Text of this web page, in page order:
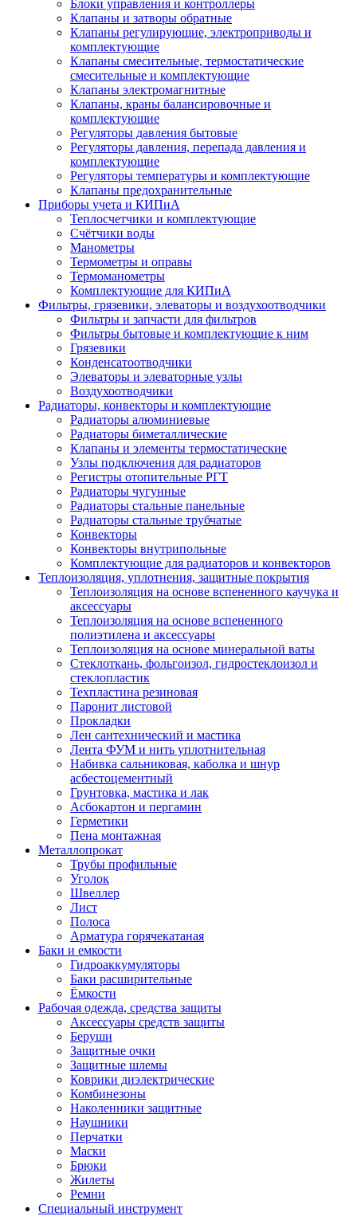
Блоки управления и контроллеры
Клапаны и затворы обратные
Клапаны регулирующие, электроприводы и
комплектующие
Клапаны смесительные, термостатические
смесительные и комплектующие
Клапаны электромагнитные
Клапаны, краны балансировочные и
комплектующие
Регуляторы давления бытовые
Регуляторы давления, перепада давления и
комплектующие
Регуляторы температуры и комплектующие
Клапаны предохранительные
Приборы учета и КИПиА
Теплосчетчики и комплектующие
Счётчики воды
Манометры
Термометры и оправы
Термоманометры
Комплектующие для КИПиА
Фильтры, грязевики, элеваторы и воздухоотводчики
Фильтры и запчасти для фильтров
Фильтры бытовые и комплектующие к ним
Грязевики
Конденсатоотводчики
Элеваторы и элеваторные узлы
Воздухоотводчики
Радиаторы, конвекторы и комплектующие
Радиаторы алюминиевые
Радиаторы биметаллические
Клапаны и элементы термостатические
Узлы подключения для радиаторов
Регистры отопительные РГТ
Радиаторы чугунные
Радиаторы стальные панельные
Радиаторы стальные трубчатые
Конвекторы
Конвекторы внутрипольные
Комплектующие для радиаторов и конвекторов
Теплоизоляция, уплотнения, защитные покрытия
Теплоизоляция на основе вспененного каучука и
аксессуары
Теплоизоляция на основе вспененного
полиэтилена и аксессуары
Теплоизоляция на основе минеральной ваты
Стеклоткань, фольгоизол, гидростеклоизол и
стеклопластик
Техпластина резиновая
Паронит листовой
Прокладки
Лен сантехнический и мастика
Лента ФУМ и нить уплотнительная
Набивка сальниковая, каболка и шнур
асбестоцементный
Грунтовка, мастика и лак
Асбокартон и пергамин
Герметики
Пена монтажная
Металлопрокат
Трубы профильные
Уголок
Швеллер
Лист
Полоса
Арматура горячекатаная
Баки и емкости
Гидроаккумуляторы
Баки расширительные
Ёмкости
Рабочая одежда, средства защиты
Аксессуары средств защиты
Беруши
Защитные очки
Защитные шлемы
Коврики диэлектрические
Комбинезоны
Наколенники защитные
Наушники
Перчатки
Маски
Брюки
Жилеты
Ремни
Специальный инструмент